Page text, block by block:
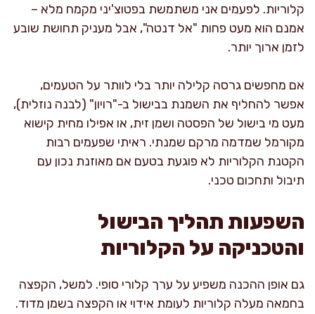
קלוריות. לפעמים אני משתמשת בפטוצ'יני מקמח מלא –
אמנם הוא מעט פחות "אל דנטה", אבל מעניק תחושת שובע
לזמן ארוך יותר.
אם מחפשים גרסה קלילה יותר בלי לוותר על הטעמים,
אפשר להחליף את השמנת בבישול ב-"רויון" (לבנה נוזלית),
מעט מי בישול של הפסטה ושמן זית, או אפילו מחית קישוא
מקורמל שמדמה מרקם שמנתי. ראיתי שפעמים רבות
הקטנת הקלוריות לא פוגעת בטעם אם מאוזנת נכון עם
תיבול ותחכום טכני.
השפעות תהליך הבישול
והטכניקה על הקלוריות
גם אופן ההכנה משפיע על ערך קלורי סופי. למשל, הקפצה
בחמאה מעלה קלוריות לעומת אידוי או הקפצה בשמן מדוד.